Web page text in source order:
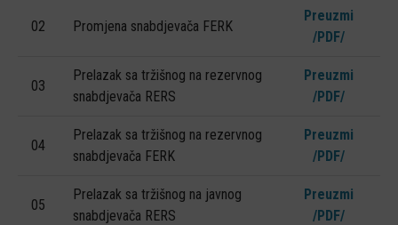
IZJAVA O ODGOVORNOSTI
02 Promjena snabdjevača FERK
Preuzmi
/PDF/
03
Prelazak sa tržišnog na rezervnog
snabdjevača RERS
Preuzmi
/PDF/
04
Prelazak sa tržišnog na rezervnog
snabdjevača FERK
Preuzmi
/PDF/
05
Prelazak sa tržišnog na javnog
snabdjevača RERS
Preuzmi
/PDF/